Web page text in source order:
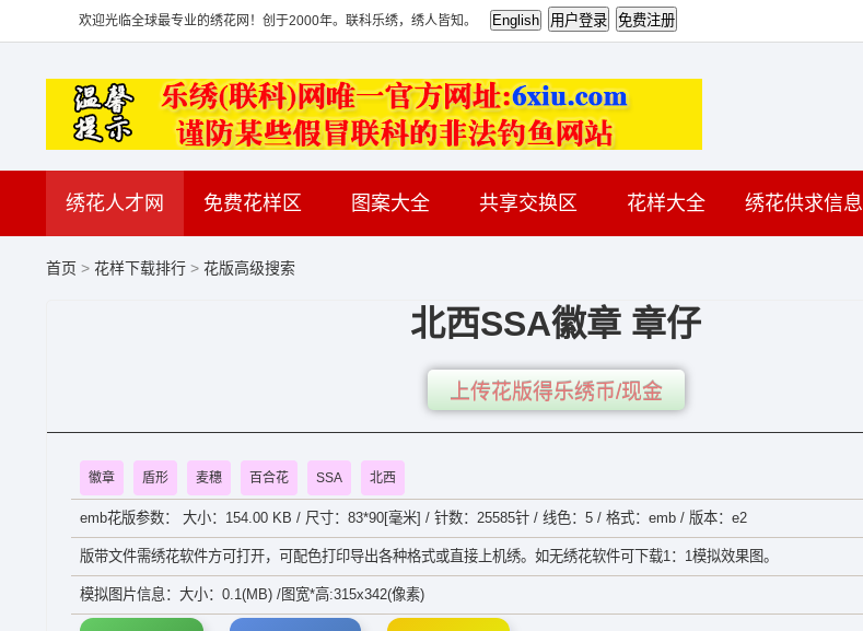
欢迎光临全球最专业的绣花网！创于2000年。联科乐绣，绣人皆知。
绣花人才网 免费花样区 图案大全 共享交换区 花样大全 绣花供求信息
首页 > 花样下载排行 > 花版高级搜索
北西SSA徽章 章仔
上传花版得乐绣币/现金
徽章 盾形 麦穗 百合花 SSA 北西
emb花版参数： 大小：154.00 KB / 尺寸：83*90[毫米] / 针数：25585针 / 线色：5 / 格式：emb / 版本：e2
版带文件需绣花软件方可打开，可配色打印导出各种格式或直接上机绣。如无绣花软件可下载1：1模拟效果图。
模拟图片信息：大小：0.1(MB) /图宽*高:315x342(像素)